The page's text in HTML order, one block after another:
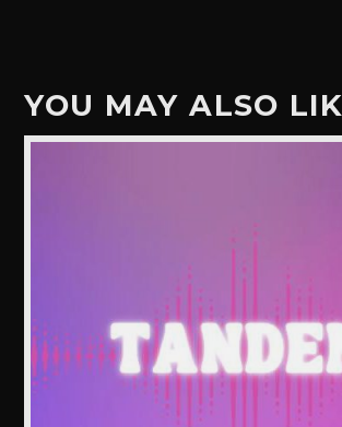
YOU MAY ALSO